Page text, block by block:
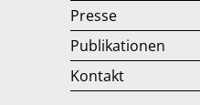
Presse
Publikationen
Kontakt